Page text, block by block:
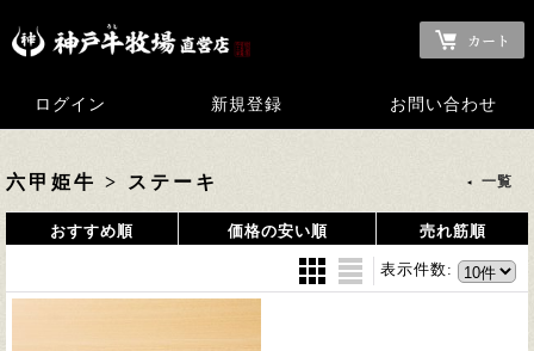
ログイン 新規登録 お問い合わせ
六甲姫牛 > ステーキ 一覧
おすすめ順 価格の安い順 売れ筋順
表示件数: